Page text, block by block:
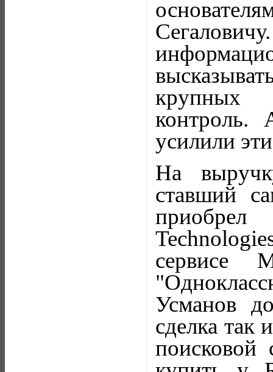
крупных
контроль.
усилили
На
ставший
сервисе
Усманов
сделка так
поисковой